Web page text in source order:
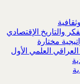
والتاريخ الإقتصادي
مختارة
العلمي الأول